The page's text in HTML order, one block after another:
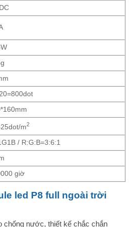
m2
/ R:G:B=3:6:1
giờ
led P8 full ngoài trời
chống nước, thiết kế chắc chắn